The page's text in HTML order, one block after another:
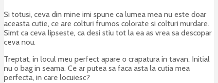
Si totusi, ceva din mine imi spune ca lumea mea nu este doar
aceasta cutie, ce are colturi frumos colorate si colturi murdare.
Simt ca ceva lipseste, ca desi stiu tot la ea as vrea sa descopar
ceva nou.
Treptat, in locul meu perfect apare o crapatura in tavan. Initial
nu o bag in seama. Ce ar putea sa faca asta la cutia mea
perfecta, in care locuiesc?